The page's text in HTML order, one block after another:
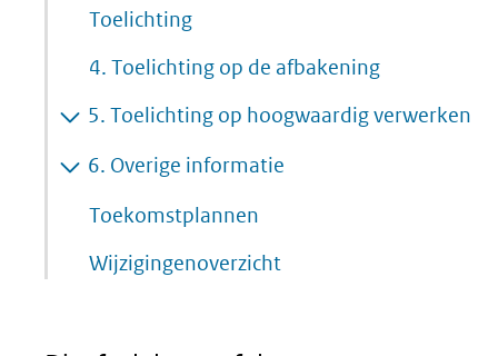
Toelichting
4. Toelichting op de afbakening
5. Toelichting op hoogwaardig verwerken
6. Overige informatie
Toekomstplannen
Wijzigingenoverzicht